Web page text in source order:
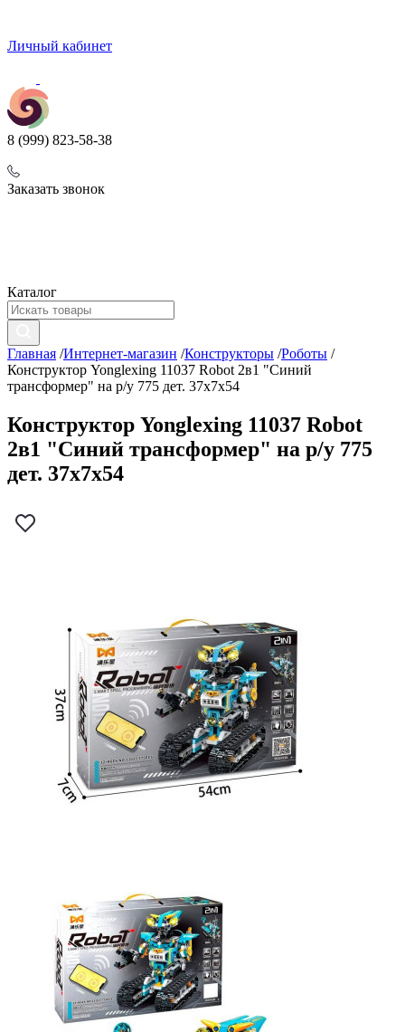
Личный кабинет
8 (999) 823-58-38
Заказать звонок
Каталог
Главная /Интернет-магазин /Конструкторы /Роботы /
Конструктор Yonglexing 11037 Robot 2в1 "Синий
трансформер" на р/у 775 дет. 37х7х54
Конструктор Yonglexing 11037 Robot
2в1 "Синий трансформер" на р/у 775
дет. 37х7х54